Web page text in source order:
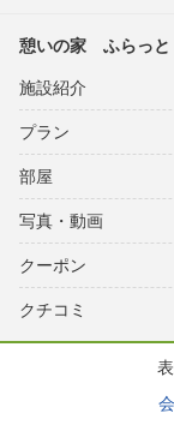
憩いの家 ふらっ
施設紹介
プラン
部屋
写真・動画
クーポン
クチコミ